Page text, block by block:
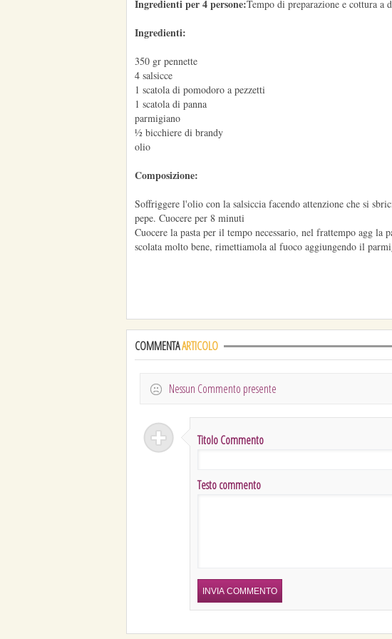
Ingredienti per 4 persone:Tempo di preparazione e cottura a
Ingredienti:
350 gr pennette
4 salsicce
1 scatola di pomodoro a pezzetti
1 scatola di panna
parmigiano
½ bicchiere di brandy
olio
Composizione:
Soffriggere l'olio con la salsiccia facendo attenzione che si
pepe. Cuocere per 8 minuti
Cuocere la pasta per il tempo necessario, nel frattempo agg la
scolata molto bene, rimettiamola al fuoco aggiungendo il
COMMENTAARTICOLO
Nessun Commento presente
Titolo Commento
Testo commento